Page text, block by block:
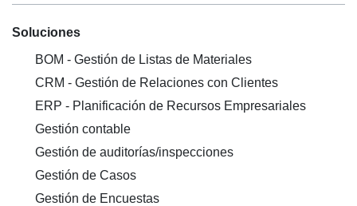
Soluciones
BOM - Gestión de Listas de Materiales
CRM - Gestión de Relaciones con Clientes
ERP - Planificación de Recursos Empresariales
Gestión contable
Gestión de auditorías/inspecciones
Gestión de Casos
Gestión de Encuestas